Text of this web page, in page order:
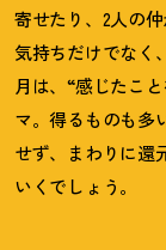
寄せたり、 2人の
気持ちだけでなく
月は、“感じたこ
マ。得るものも多
せず、まわりに還
いくでしょう。